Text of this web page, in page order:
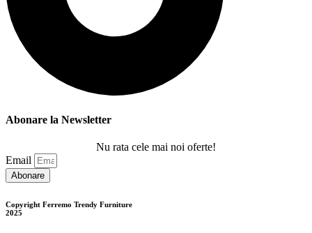
Abonare la Newsletter
Nu rata cele mai noi oferte!
Email
Abonare
Copyright Ferremo Trendy Furniture
2025